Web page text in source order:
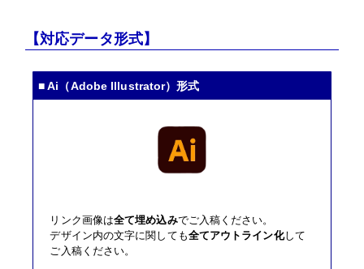
【対応データ形式】
■ Ai（Adobe Illustrator）形式
リンク画像は全て埋め込みでご入稿ください。
デザイン内の文字に関しても全てアウトライン化して
ご入稿ください。